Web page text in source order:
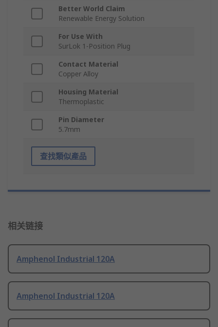
Better World Claim
Renewable Energy Solution
For Use With
SurLok 1-Position Plug
Contact Material
Copper Alloy
Housing Material
Thermoplastic
Pin Diameter
5.7mm
查找類似產品
相关链接
Amphenol Industrial 120A
Amphenol Industrial 120A